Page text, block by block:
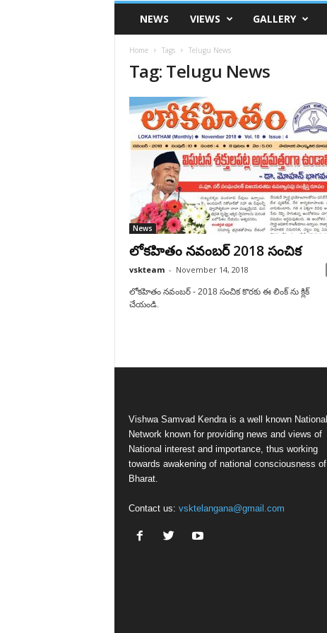
VSK
TelanganaNEWS VIEWS GALLERY
Home Tags Telugu News
Tag: Telugu News
News
లోకహితం నవంబర్ 2018 సంచిక
vskteam - November 14, 2018
లోకహితం నవంబర్ - 2018 సంచిక కొరకు ఈ లింక్ ను క్లిక్
చేయండి.
Vishwa Samvad Kendra is a well known National
Network known for providing news and views of
National interest and importance, thus working
towards awakening of national consciousness of
Bharat.
Contact us: vsktelangana@gmail.com